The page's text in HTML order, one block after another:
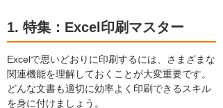
1. 特集：Excel印刷マスター
Excelで思いどおりに印刷するには、さまざまな
関連機能を理解しておくことが大変重要です。
どんな文書も適切に効率よく印刷できるスキル
を身に付けましょう。